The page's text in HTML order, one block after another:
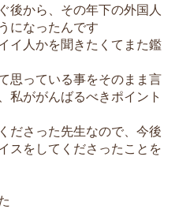
後から、その年下の外国人
になったんです
イ人かを聞きたくてまた鑑
思っている事をそのまま言
私ががんばるべきポイント
ださった先生なので、今後
スをしてくださったことを